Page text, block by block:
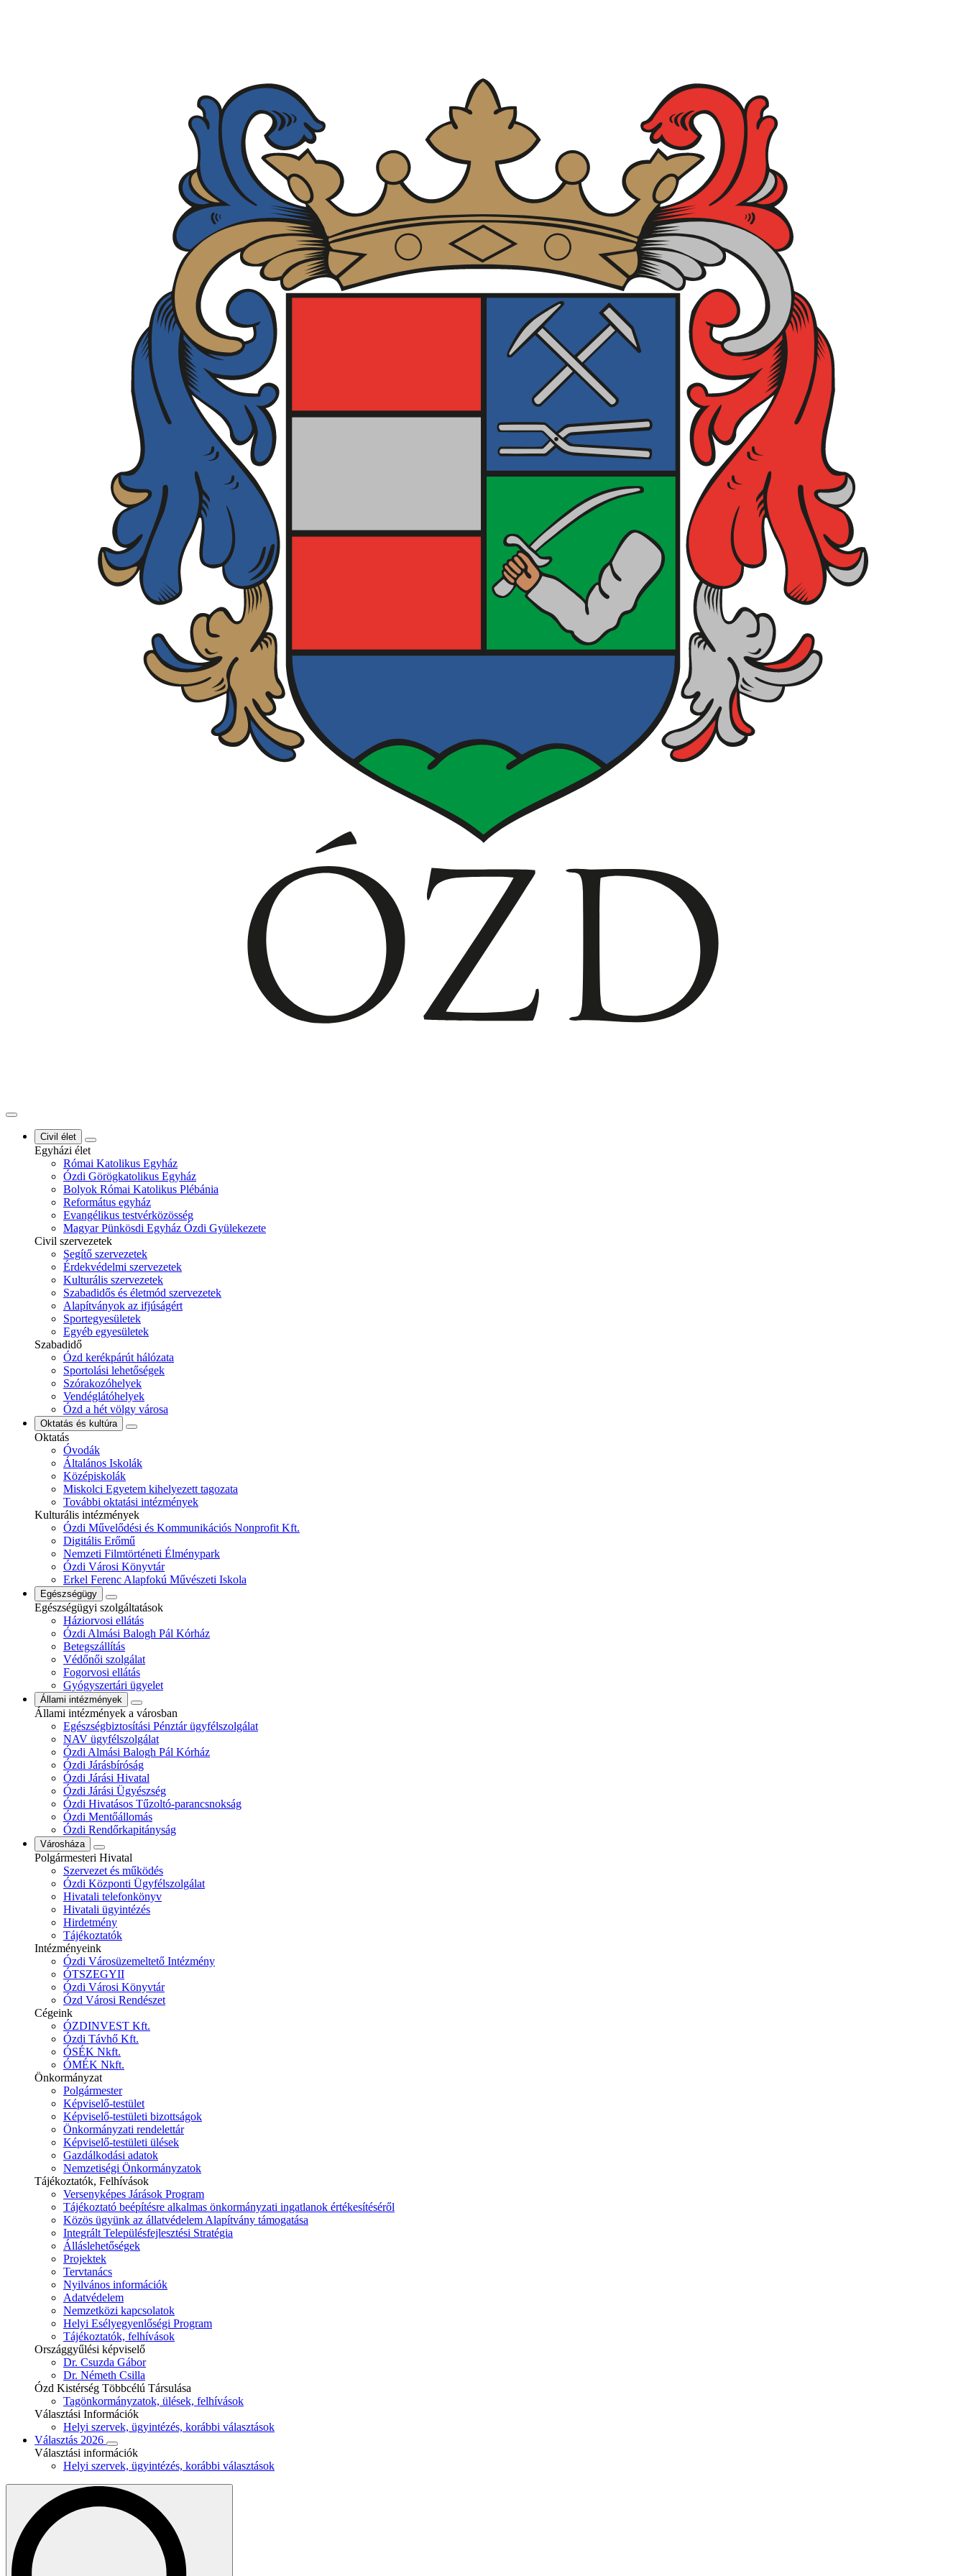
Civil élet
Egyházi élet
Római Katolikus Egyház
Ózdi Görögkatolikus Egyház
Bolyok Római Katolikus Plébánia
Református egyház
Evangélikus testvérközösség
Magyar Pünkösdi Egyház Ózdi Gyülekezete
Civil szervezetek
Segítő szervezetek
Érdekvédelmi szervezetek
Kulturális szervezetek
Szabadidős és életmód szervezetek
Alapítványok az ifjúságért
Sportegyesületek
Egyéb egyesületek
Szabadidő
Ózd kerékpárút hálózata
Sportolási lehetőségek
Szórakozóhelyek
Vendéglátóhelyek
Ózd a hét völgy városa
Oktatás és kultúra
Oktatás
Óvodák
Általános Iskolák
Középiskolák
Miskolci Egyetem kihelyezett tagozata
További oktatási intézmények
Kulturális intézmények
Ózdi Művelődési és Kommunikációs Nonprofit Kft.
Digitális Erőmű
Nemzeti Filmtörténeti Élménypark
Ózdi Városi Könyvtár
Erkel Ferenc Alapfokú Művészeti Iskola
Egészségügy
Egészségügyi szolgáltatások
Háziorvosi ellátás
Ózdi Almási Balogh Pál Kórház
Betegszállítás
Védőnői szolgálat
Fogorvosi ellátás
Gyógyszertári ügyelet
Állami intézmények
Állami intézmények a városban
Egészségbiztosítási Pénztár ügyfélszolgálat
NAV ügyfélszolgálat
Ózdi Almási Balogh Pál Kórház
Ózdi Járásbíróság
Ózdi Járási Hivatal
Ózdi Járási Ügyészség
Ózdi Hivatásos Tűzoltó-parancsnokság
Ózdi Mentőállomás
Ózdi Rendőrkapitányság
Városháza
Polgármesteri Hivatal
Szervezet és működés
Ózdi Központi Ügyfélszolgálat
Hivatali telefonkönyv
Hivatali ügyintézés
Hirdetmény
Tájékoztatók
Intézményeink
Ózdi Városüzemeltető Intézmény
ÓTSZEGYII
Ózdi Városi Könyvtár
Ózd Városi Rendészet
Cégeink
ÓZDINVEST Kft.
Ózdi Távhő Kft.
ÓSÉK Nkft.
ÓMÉK Nkft.
Önkormányzat
Polgármester
Képviselő-testület
Képviselő-testületi bizottságok
Önkormányzati rendelettár
Képviselő-testületi ülések
Gazdálkodási adatok
Nemzetiségi Önkormányzatok
Tájékoztatók, Felhívások
Versenyképes Járások Program
Tájékoztató beépítésre alkalmas önkormányzati ingatlanok értékesítéséről
Közös ügyünk az állatvédelem Alapítvány támogatása
Integrált Településfejlesztési Stratégia
Álláslehetőségek
Projektek
Tervtanács
Nyilvános információk
Adatvédelem
Nemzetközi kapcsolatok
Helyi Esélyegyenlőségi Program
Tájékoztatók, felhívások
Országgyűlési képviselő
Dr. Csuzda Gábor
Dr. Németh Csilla
Ózd Kistérség Többcélú Társulása
Tagönkormányzatok, ülések, felhívások
Választási Információk
Helyi szervek, ügyintézés, korábbi választások
Választás 2026
Választási információk
Helyi szervek, ügyintézés, korábbi választások